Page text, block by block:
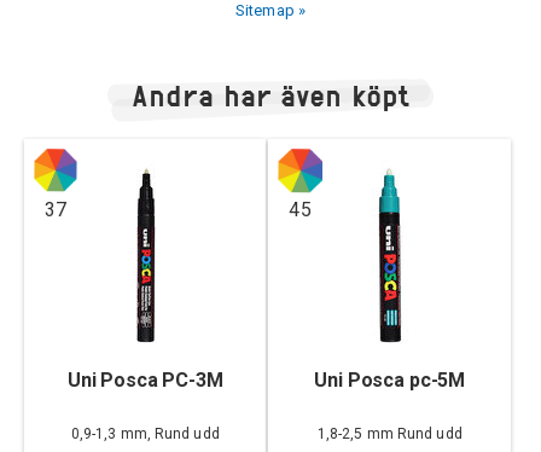
Sitemap »
Andra har även köpt
37
Uni Posca PC-3M
0,9-1,3 mm, Rund udd
45
Uni Posca pc-5M
1,8-2,5 mm Rund udd